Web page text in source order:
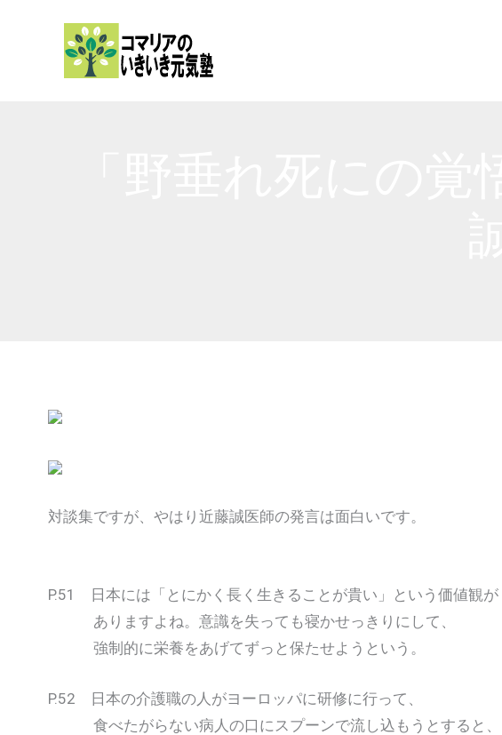
対談集ですが、やはり近藤誠医師の発言は面白いです。
P.51 日本には「とにかく長く生きることが貴い」という価値観が
ありますよね。意識を失っても寝かせっきりにして、
強制的に栄養をあげてずっと保たせようという。
P.52 日本の介護職の人がヨーロッパに研修に行って、
食べたがらない病人の口にスプーンで流し込もうとすると、